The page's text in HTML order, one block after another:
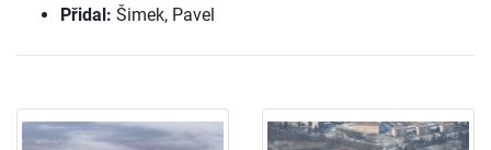
Přidal: Šimek, Pavel